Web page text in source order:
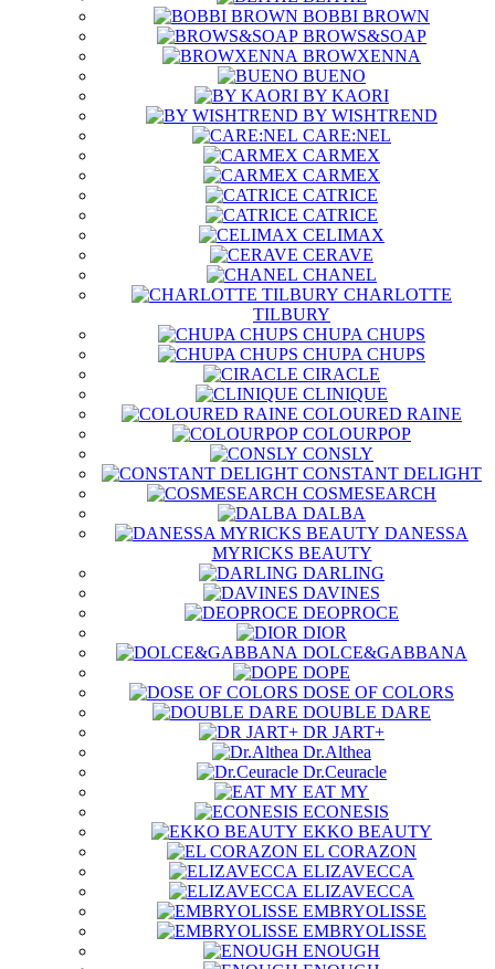
BOBBI BROWN
BROWS&SOAP
BROWXENNA
BUENO
BY KAORI
BY WISHTREND
CARE:NEL
CARMEX
CARMEX
CATRICE
CATRICE
CELIMAX
CERAVE
CHANEL
CHARLOTTE
TILBURY
CHUPA CHUPS
CHUPA CHUPS
CIRACLE
CLINIQUE
COLOURED RAINE
COLOURPOP
CONSLY
CONSTANT DELIGHT
COSMESEARCH
DALBA
DANESSA
MYRICKS BEAUTY
DARLING
DAVINES
DEOPROCE
DIOR
DOLCE&GABBANA
DOPE
DOSE OF COLORS
DOUBLE DARE
DR JART+
Dr.Althea
Dr.Ceuracle
EAT MY
ECONESIS
EKKO BEAUTY
EL CORAZON
ELIZAVECCA
ELIZAVECCA
EMBRYOLISSE
EMBRYOLISSE
ENOUGH